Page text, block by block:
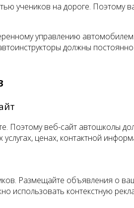
учеников на дороге. Поэтому
управлению
должны
Поэтому веб-сайт автошколы
ценах, контактной
Размещайте объявления о
использовать контекстную